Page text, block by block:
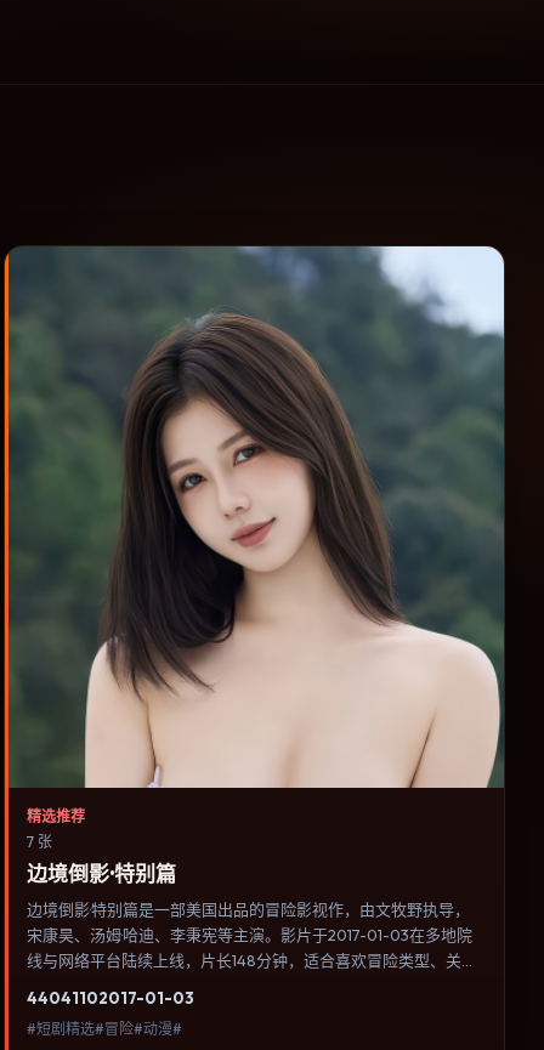
精选推荐
7 张
边境倒影·特别篇
边境倒影·特别篇是一部美国出品的冒险影视作，由文牧野执导，
宋康昊、汤姆·哈迪、李秉宪等主演。影片于2017-01-03在多地院
线与网络平台陆续上线，片长148分钟，适合喜欢冒险类型、关注
段，避免流水账式的大事年表罗列。内容聚焦人物选择与情节推
进，节奏与视听语言统一，可作为休闲观影或类型片补片的选择。
44041102017-01-03
#短剧精选#冒险#动漫#